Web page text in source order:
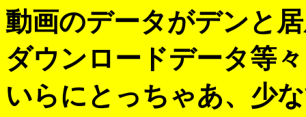
動画のデータがデンと
ダウンロードデータ等
いらにとっちゃあ、少